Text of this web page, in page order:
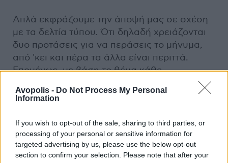
Avopolis - Do Not Process My Personal
Information
If you wish to opt-out of the sale, sharing to third parties, or
processing of your personal or sensitive information for
targeted advertising by us, please use the below opt-out
section to confirm your selection. Please note that after your
Απλά εκφράζουμε την άποψή μας σε σχέση
με τα δελτία τύπου. Ότι δηλαδή χρειάζονται
δυο προτάσεις για να περάσεις το μήνυμα,
από 'κει και πέρα τα άλλα είναι περιττά.
Επομένως, με βάση το θέμα κάθε
περίστασης, διαλέγουμε ένα γνωστό κείμενο
και το διασκευάζουμε· ή δημιουργούμε ένα
απλά και μόνο για ευχαρίστηση.
Αναφέρετε πως είστε στη δισκογραφία από
το ...1877! Αυτό το βιογραφικό στοιχείο πώς